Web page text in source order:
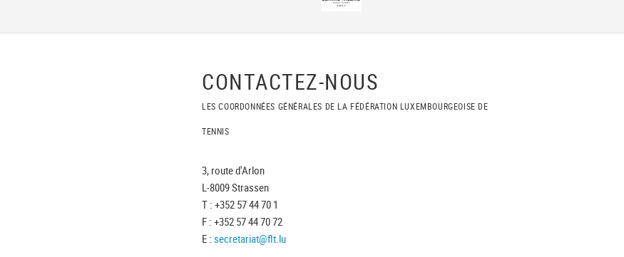
CONTACTEZ-NOUS
LES COORDONNÉES GÉNÉRALES DE LA FÉDÉRATION LUXEMBOURGEOISE DE
TENNIS
3, route d'Arlon
L-8009 Strassen
T : +352 57 44 70 1
F : +352 57 44 70 72
E : secretariat@flt.lu